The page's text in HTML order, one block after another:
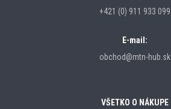
+421 (0) 911 933 099
E-mail:
obchod@mtn-hub.sk
VŠETKO O NÁKUPE